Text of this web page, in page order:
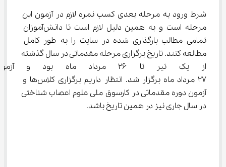
شرط ورود به مرحله بعدی کسب نمره لازم در آزمون این
مرحله است و به همین دلیل لازم است تا دانش‌آموزان
تمامی مطالب بارگذاری شده در سایت را به طور کامل
مطالعه کنند. تاریخ برگزاری مرحله مقدماتی در سال گذشته
از یک تیر تا ۲۶ مرداد ماه
۲۷ مرداد ماه برگزار شد. انتظار داریم برگزاری کلاس‌ها و
آزمون دوره مقدماتی در کارسوق ملی علوم اعصاب شناختی
در سال جاری نیز در همین تاریخ باشد.